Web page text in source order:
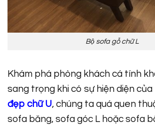
Bộ sofa gỗ chữ L
Khám phá phòng khách cá tính
sang trọng khi có sự hiện diện của
đẹp chữ U, chúng ta quá quen
sofa băng, sofa góc L hoặc sofa